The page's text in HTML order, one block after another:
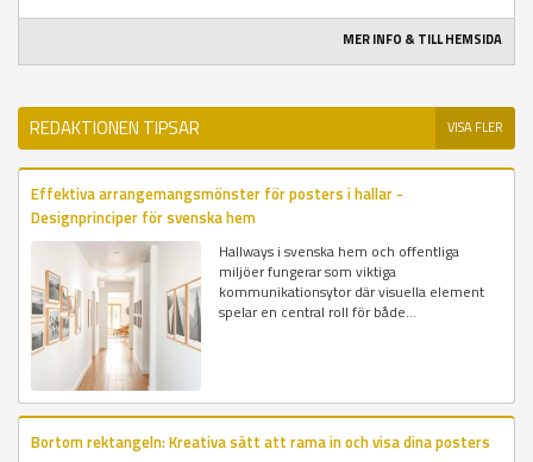
MER INFO & TILL HEMSIDA
REDAKTIONEN TIPSAR VISA FLER
Effektiva arrangemangsmönster för posters i hallar -
Designprinciper för svenska hem
Hallways i svenska hem och offentliga
miljöer fungerar som viktiga
kommunikationsytor där visuella element
spelar en central roll för både...
Bortom rektangeln: Kreativa sätt att rama in och visa dina posters